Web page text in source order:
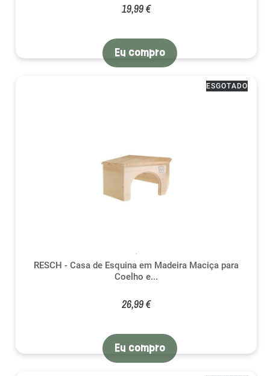
19,99 €
Eu compro
RESCH - Casa de Esquina em Madeira Maciça para
Coelho e...
26,99 €
ESGOTADO
Eu compro